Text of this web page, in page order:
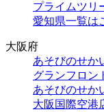
プライムツリ
愛知県一覧は
大阪府
あそびのせか
グランフロン
あそびのせか
大阪国際空港